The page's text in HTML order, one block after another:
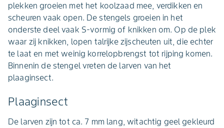
plekken groeien met het koolzaad mee, verdikken en
scheuren vaak open. De stengels groeien in het
onderste deel vaak S-vormig of knikken om. Op de plek
waar zij knikken, lopen talrijke zijscheuten uit, die echter
te laat en met weinig korrelopbrengst tot rijping komen.
Binnenin de stengel vreten de larven van het
plaaginsect.
Plaaginsect
De larven zijn tot ca. 7 mm lang, witachtig geel gekleurd